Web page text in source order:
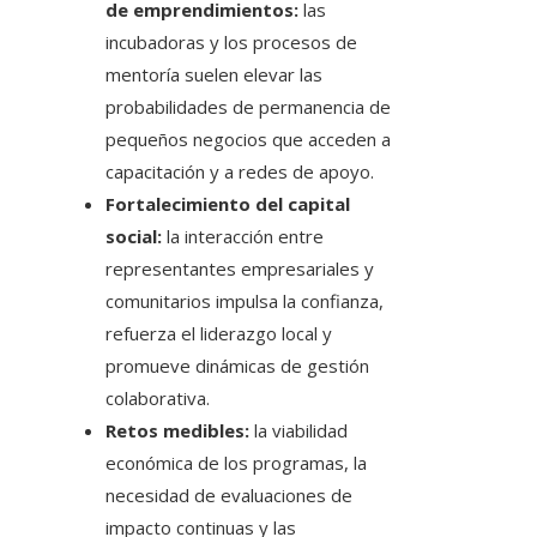
de emprendimientos: las
incubadoras y los procesos de
mentoría suelen elevar las
probabilidades de permanencia de
pequeños negocios que acceden a
capacitación y a redes de apoyo.
Fortalecimiento del capital
social: la interacción entre
representantes empresariales y
comunitarios impulsa la confianza,
refuerza el liderazgo local y
promueve dinámicas de gestión
colaborativa.
Retos medibles: la viabilidad
económica de los programas, la
necesidad de evaluaciones de
impacto continuas y las